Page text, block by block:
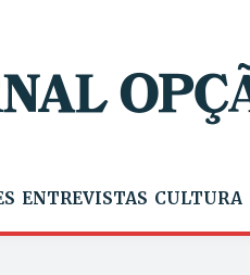
ENTREVISTAS CULTURA